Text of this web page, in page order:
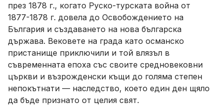
през 1878 г., когато Руско-турската война от
1877-1878 г. довела до Освобождението на
България и създаването на нова българска
държава. Вековете на града като османско
пристанище приключили и той влязъл в
съвременната епоха със своите средновековни
църкви и възрожденски къщи до голяма степен
непокътнати — наследство, което един ден щяло
да бъде признато от целия свят.